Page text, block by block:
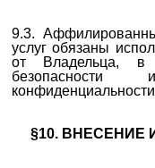
9.3.
услуг обязаны
от Владельца, в
§10. ВНЕСЕНИЕ